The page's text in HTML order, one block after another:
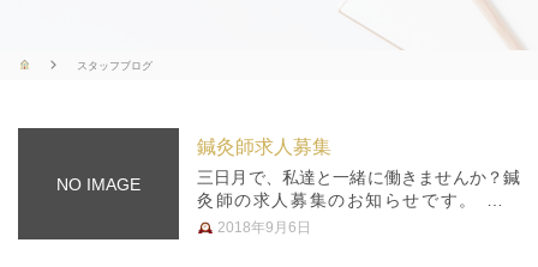
用
ボ
スタッフブログ
NO IMAGE
鍼灸師求人募集
三日月で、私達と一緒に働きませんか？鍼
灸師の求人募集のお知らせです。 〈現
在、パートの方を募集しています。〉 心
2018年9月6日